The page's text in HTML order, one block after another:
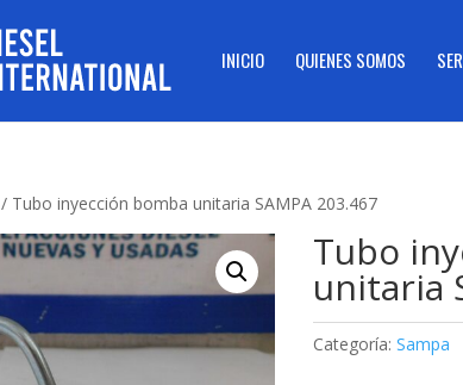
INICIO QUIENES SOMOS
/ Tubo inyección bomba unitaria SAMPA 203.467
Tubo
unitaria
Categoría:Sampa